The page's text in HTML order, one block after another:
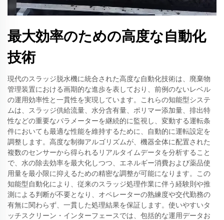
最大効率のための高度な自動化
技術
現代のスラッジ脱水機に統合された高度な自動化技術は、廃棄物
管理装置における画期的な進歩を表しており、前例のないレベル
の運用効率性と一貫性を実現しています。これらの知能型システ
ムは、スラッジ供給流量、水分含有量、ポリマー添加量、排出特
性などの重要なパラメーターを継続的に監視し、変動する運転条
件においても最適な性能を維持するために、自動的に運転設定を
調整します。高度な制御アルゴリズムが、機器全体に配置された
複数のセンサーから得られるリアルタイムデータを分析すること
で、水の除去効率を最大化しつつ、エネルギー消費および薬品使
用量を最小限に抑えるための精密な調整が可能になります。この
知能型自動化により、従来のスラッジ処理作業に伴う経験則や推
測による判断が不要となり、オペレーターの熟練度や交代勤務の
有無に関わらず、一貫した処理結果を保証します。使いやすいタ
ッチスクリーン・インターフェースでは、包括的な運用データお